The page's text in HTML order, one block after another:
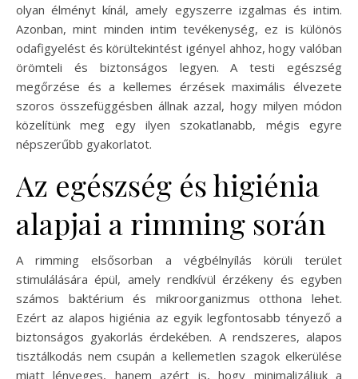
olyan élményt kínál, amely egyszerre izgalmas és intim.
Azonban, mint minden intim tevékenység, ez is különös
odafigyelést és körültekintést igényel ahhoz, hogy valóban
örömteli és biztonságos legyen. A testi egészség
megőrzése és a kellemes érzések maximális élvezete
szoros összefüggésben állnak azzal, hogy milyen módon
közelítünk meg egy ilyen szokatlanabb, mégis egyre
népszerűbb gyakorlatot.
Az egészség és higiénia
alapjai a rimming során
A rimming elsősorban a végbélnyílás körüli terület
stimulálására épül, amely rendkívül érzékeny és egyben
számos baktérium és mikroorganizmus otthona lehet.
Ezért az alapos higiénia az egyik legfontosabb tényező a
biztonságos gyakorlás érdekében. A rendszeres, alapos
tisztálkodás nem csupán a kellemetlen szagok elkerülése
miatt lényeges, hanem azért is, hogy minimalizáljuk a